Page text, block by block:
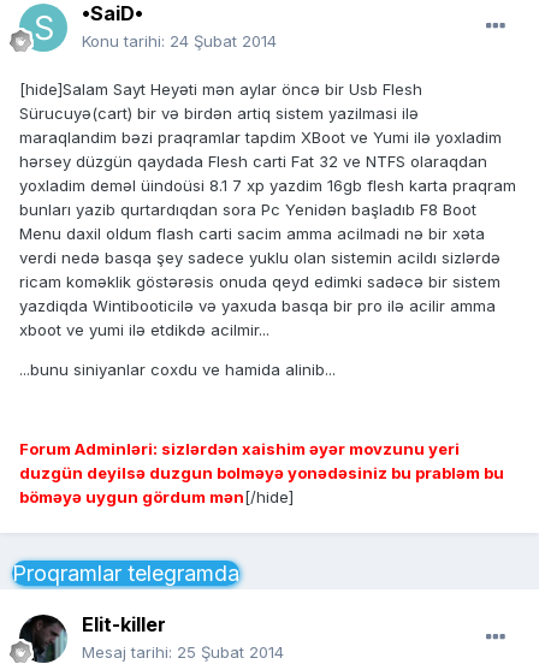
•SaiD•
Konu tarihi: 24 Şubat 2014
[hide]Salam Sayt Heyəti mən aylar öncə bir Usb Flesh
Sürucuyə(cart) bir və birdən artiq sistem yazilmasi ilə
maraqlandim bəzi praqramlar tapdim XBoot ve Yumi ilə yoxladim
hərsey düzgün qaydada Flesh carti Fat 32 ve NTFS olaraqdan
yoxladim deməl üindoüsi 8.1 7 xp yazdim 16gb flesh karta praqram
bunları yazib qurtardıqdan sora Pc Yenidən başladıb F8 Boot
Menu daxil oldum flash carti sacim amma acilmadi nə bir xəta
verdi nedə basqa şey sadece yuklu olan sistemin acildı sizlərdə
ricam koməklik göstərəsis onuda qeyd edimki sadəcə bir sistem
yazdiqda Wintibooticilə və yaxuda basqa bir pro ilə acilir amma
xboot ve yumi ilə etdikdə acilmir...
...bunu siniyanlar coxdu ve hamida alinib...
Forum Adminləri: sizlərdən xaishim əyər movzunu yeri
duzgün deyilsə duzgun bolməyə yonədəsiniz bu prabləm bu
böməyə uygun gördum mən[/hide]
Proqramlar telegramda
Elit-killer
Mesaj tarihi: 25 Şubat 2014